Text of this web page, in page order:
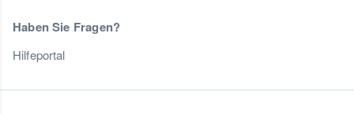
Haben Sie Fragen?
Hilfeportal